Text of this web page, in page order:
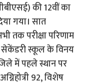
की 12वीं का
गया। सात
तक परीक्षा परिणाम
सेकेंडरी स्कूल के विनय
में पहले स्थान पर
92, विशेष